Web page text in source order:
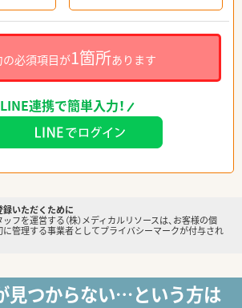
の必須項目が1箇所あります
LINE連携で簡単入力！
いただくために
フを運営する（株）メディカルリソースは、お客様の個
に管理する事業者としてプライバシーマークが付与され
見つからない…という方は